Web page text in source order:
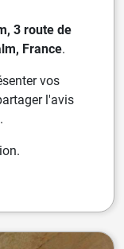
3 route de
France.
vos
l'avis